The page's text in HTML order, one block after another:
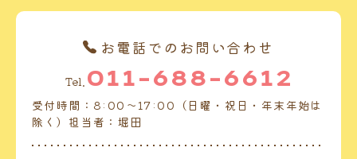
お電話でのお問い合わせ
Tel. 011-688-6612
受付時間：8:00～17:00（日曜・祝日・年末年始は
除く）担当者：堀田